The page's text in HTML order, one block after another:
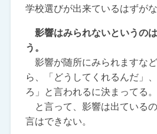
学校選びが出来ているはずがな
影響はみられないというの
う。
影響が随所にみられますな
ら、「どうしてくれるんだ」
ろ」と言われるに決まってる。
と言って、影響は出ている
言はできない。